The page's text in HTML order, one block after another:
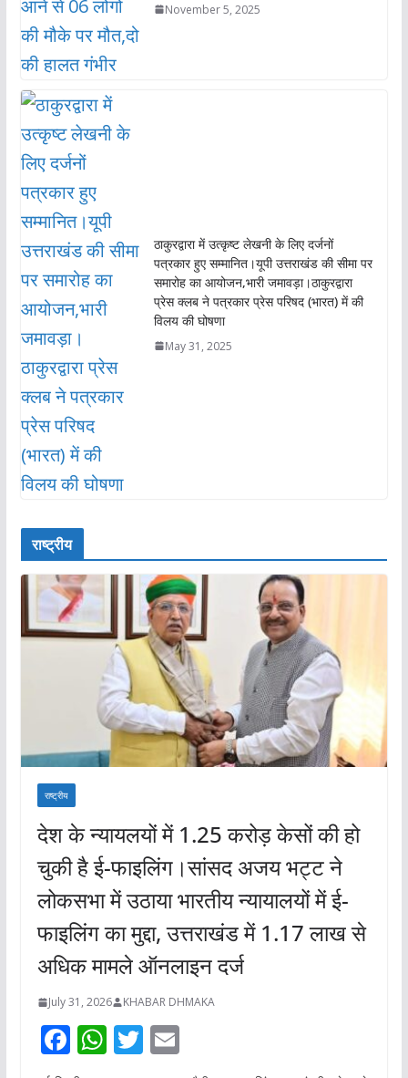
November 5, 2025
ठाकुरद्वारा में उत्कृष्ट लेखनी के लिए दर्जनों
पत्रकार हुए सम्मानित।यूपी उत्तराखंड की सीमा पर
समारोह का आयोजन,भारी जमावड़ा।ठाकुरद्वारा
प्रेस क्लब ने पत्रकार प्रेस परिषद (भारत) में की
विलय की घोषणा
May 31, 2025
राष्ट्रीय
राष्ट्रीय
देश के न्यायलयों में 1.25 करोड़ केसों की हो
चुकी है ई-फाइलिंग।सांसद अजय भट्ट ने
लोकसभा में उठाया भारतीय न्यायालयों में ई-
फाइलिंग का मुद्दा, उत्तराखंड में 1.17 लाख से
अधिक मामले ऑनलाइन दर्ज
July 31, 2026 KHABAR DHMAKA
F
ac
W T E
m